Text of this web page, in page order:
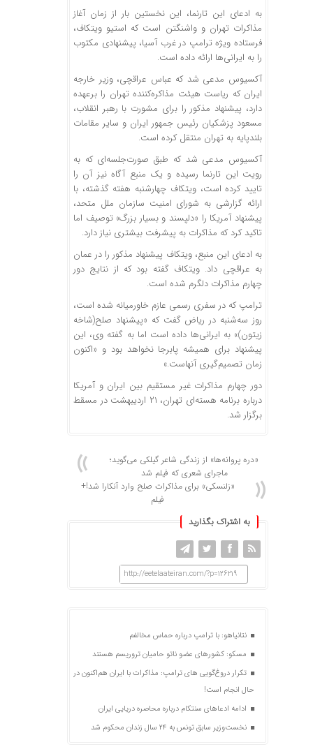
به ادعای این تارنما، این نخستین بار از زمان آغاز
مذاکرات تهران و واشنگتن است که استیو ویتکاف،
فرستاده ویژه ترامپ در غرب آسیا، پیشنهادی مکتوب
را به ایرانی‌ها ارائه داده است.
آکسیوس مدعی شد که عباس عراقچی، وزیر خارجه
ایران که ریاست هیئت مذاکره‌کننده تهران را برعهده
دارد، پیشنهاد مذکور را برای مشورت با رهبر انقلاب،
مسعود پزشکیان رئیس جمهور ایران و سایر مقامات
بلندپایه به تهران منتقل کرده است.
آکسیوس مدعی شد که طبق صورت‌جلسه‌ای که به
رویت این تارنما رسیده و یک منبع آگاه نیز آن را
تایید کرده است، ویتکاف چهارشنبه هفته گذشته، با
ارائه گزارشی به شورای امنیت سازمان ملل متحد،
پیشنهاد آمریکا را «دلپسند و بسیار بزرگ» توصیف اما
تاکید کرد که مذاکرات به پیشرفت بیشتری نیاز دارد.
به ادعای این منبع، ویتکاف پیشنهاد مذکور را در عمان
به عراقچی داد. ویتکاف گفته بود که از نتایج دور
چهارم مذاکرات دلگرم شده است.
ترامپ که در سفری رسمی عازم خاورمیانه شده است،
روز سه‌شنبه در ریاض گفت که «پیشنهاد صلح(شاخه
زیتون)» به ایرانی‌ها داده است اما به گفته وی، این
پیشنهاد برای همیشه پابرجا نخواهد بود و «اکنون
زمان تصمیم‌گیری آنهاست.»
دور چهارم مذاکرات غیر مستقیم بین ایران و آمریکا
درباره برنامه هسته‌ای تهران، ۲۱ اردیبهشت در مسقط
برگزار شد.
«دره پروانه‌ها» از زندگی شاعر گیلکی می‌گوید؛
ماجرای شعری که فیلم شد
«زلنسکی» برای مذاکرات صلح وارد آنکارا شد!+
فیلم
به اشتراک بگذارید
http://eetelaateiran.com/?p=126219
نتانیاهو: با ترامپ درباره حماس مخالفم
مسکو: کشورهای عضو ناتو حامیان تروریسم هستند
تکرار دروغ‌گویی های ترامپ: مذاکرات با ایران هم‌اکنون در
حال انجام است!
ادامه ادعاهای سنتکام درباره محاصره دریایی ایران
نخست‌وزیر سابق تونس به ۲۴ سال زندان محکوم شد